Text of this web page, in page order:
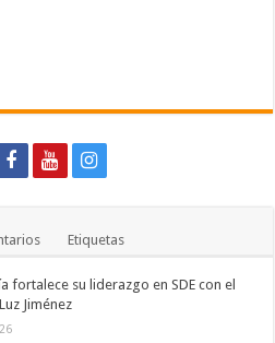
Etiquetas
fortalece su liderazgo en SDE con el
Jiménez